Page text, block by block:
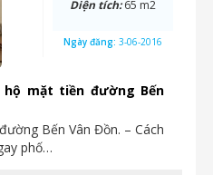
hộ mặt tiền đường Bến
Bến Vân Đồn. – Cách
phố…
Diện tích:65 m2
Ngày đăng: 3-06-2016